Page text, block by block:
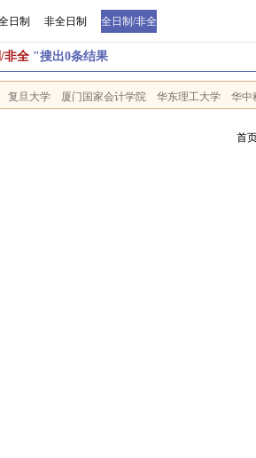
日制 非全日制 全日制/非全
非全 "搜出0条结果
复旦大学 厦门国家会计学院 华东理工大学 华中
首